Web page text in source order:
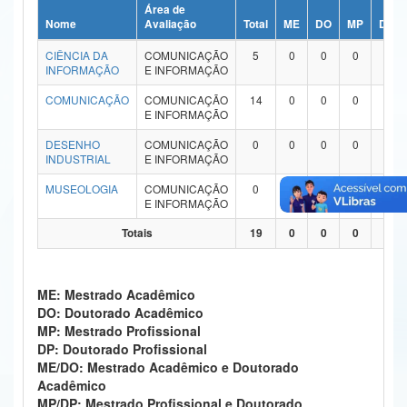
Ministério da Ciência, Tecnologia, Inovações e Comunicações
Ministério do Meio Ambiente
Ministério do Turismo
Ministério do Desenvolvimento Regional
Controladoria-Geral da União
Ministério da Mulher, da Família e dos Direitos Humanos
Gabinete de Segurança Institucional
Advocacia-Geral da União
Banco Central do Brasil
Nome
Área de
Avaliação
Total ME DO MP
DP
CIÊNCIA DA
INFORMAÇÃO
COMUNICAÇÃO
E INFORMAÇÃO
5 0 0 0
COMUNICAÇÃO
COMUNICAÇÃO
E INFORMAÇÃO
14 0 0 0
DESENHO
INDUSTRIAL
COMUNICAÇÃO
E INFORMAÇÃO
0 0 0 0
MUSEOLOGIA
COMUNICAÇÃO
E INFORMAÇÃO
0 0 0 0 0
Totais 19 0 0 0
ME: Mestrado Acadêmico
DO: Doutorado Acadêmico
MP: Mestrado Profissional
DP: Doutorado Profissional
ME/DO: Mestrado Acadêmico e Doutorado
Acadêmico
MP/DP: Mestrado Profissional e Doutorado